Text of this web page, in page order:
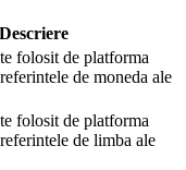
Descriere
folosit de platforma
de moneda ale
folosit de platforma
de limba ale